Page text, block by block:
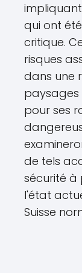
qui ont
critique.
risques
dans une
paysages
pour ses
de tels
sécurité à
l'état
Suisse